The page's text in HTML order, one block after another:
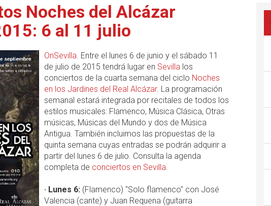
Noches del Alcázar
6 al 11 julio
OnSevilla. Entre el lunes 6 de junio y el sábado 11
de julio de 2015 tendrá lugar en Sevillalos
conciertos de la cuarta semana del ciclo Noches
en los Jardines del Real Alcázar. La programación
semanal estará integrada por recitales de todos los
estilos musicales: Flamenco, Música Clásica, Otras
músicas, Músicas del Mundo y dos de Música
Antigua. También incluimos las propuestas de la
quinta semana cuyas entradas se podrán adquirir a
partir del lunes 6 de julio. Consulta la agenda
completa de conciertos en Sevilla.
· Lunes 6:(Flamenco) "Solo flamenco" con José
Valencia (cante) y Juan Requena (guitarra